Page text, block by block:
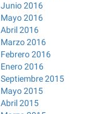
Junio 2016
Mayo 2016
Abril 2016
Marzo 2016
Febrero 2016
Enero 2016
Septiembre 2015
Mayo 2015
Abril 2015